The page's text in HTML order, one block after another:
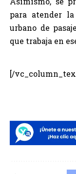
para atender
urbano de
que trabaja en
[/